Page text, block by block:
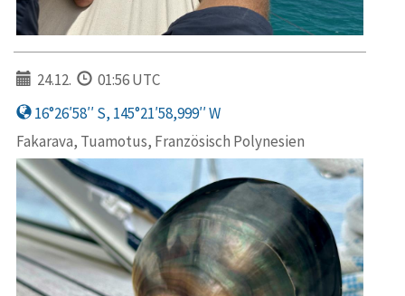
24.12.
01:56 UTC
16°26′58′′ S, 145°21′58,999′′ W
Fakarava, Tuamotus, Französisch Polynesien